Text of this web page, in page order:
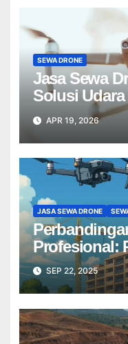
SEWA DRONE
Jasa Sewa
Solusi
Anda Tanpa
APR 19, 2026
JASA SEWA DRONE
Profesional:
Terbaik
SEP 22, 2025